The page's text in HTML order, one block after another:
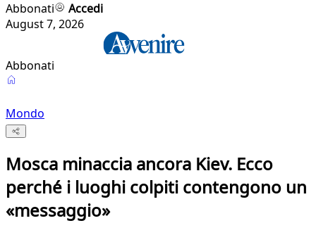
Abbonati
Accedi
August 7, 2026
Abbonati
Mondo
Mosca minaccia ancora Kiev. Ecco
perché i luoghi colpiti contengono un
«messaggio»